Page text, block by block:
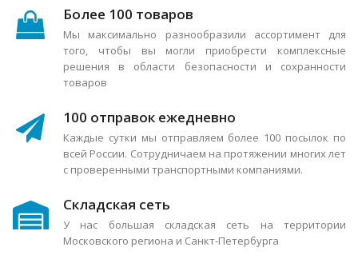
Более 100 товаров
Мы максимально разнообразили ассортимент для
того, чтобы вы могли приобрести комплексные
решения в области безопасности и сохранности
товаров
100 отправок ежедневно
Каждые сутки мы отправляем более 100 посылок по
всей России. Сотрудничаем на протяжении многих лет
с проверенными транспортными компаниями.
Складская сеть
У нас большая складская сеть на территории
Московского региона и Санкт-Петербурга